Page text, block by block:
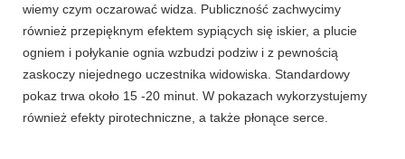
wiemy czym oczarować widza. Publiczność zachwycimy
również przepięknym efektem sypiących się iskier, a plucie
ogniem i połykanie ognia wzbudzi podziw i z pewnością
zaskoczy niejednego uczestnika widowiska. Standardowy
pokaz trwa około 15 -20 minut. W pokazach wykorzystujemy
również efekty pirotechniczne, a także płonące serce.